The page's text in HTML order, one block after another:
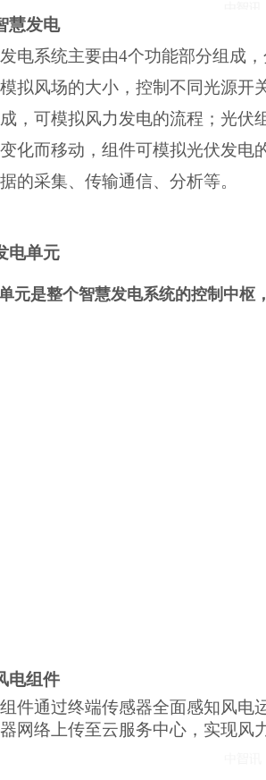
慧发电
电系统主要由4个功能部分组成
拟风场的大小，控制不同光源开
，可模拟风力发电的流程；光伏
化而移动，组件可模拟光伏发电
的采集、传输通信、分析等。
电单元
元是整个智慧发电系统的控制中枢
电组件
件通过终端传感器全面感知风
网络上传至云服务中心，实现风